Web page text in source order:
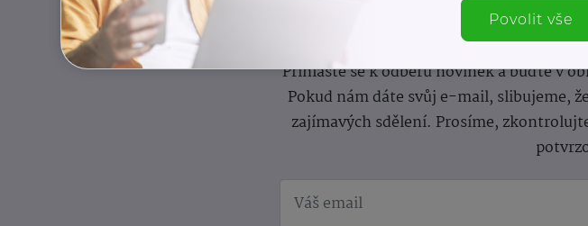
Informace
Přihlaste se k odběru novinek a buďte v
Pokud nám dáte svůj e-mail, slibujeme,
zajímavých sdělení. Prosíme,
Povolit vše